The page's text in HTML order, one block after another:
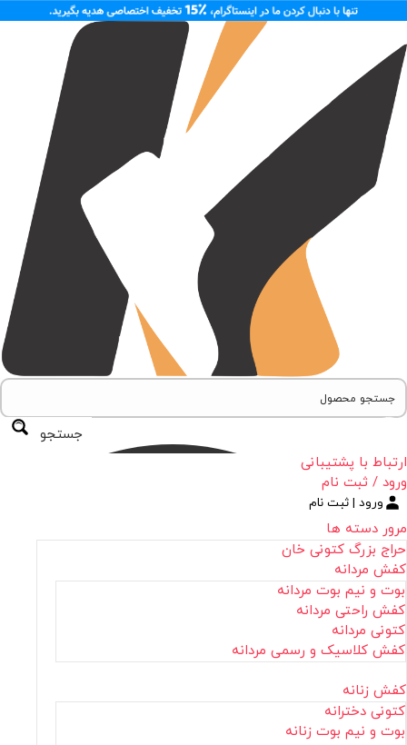
جستجو
ارتباط با پشتیبانی
ورود / ثبت نام
ورود | ثبت نام
مرور دسته ها
حراج بزرگ کتونی خان
کفش مردانه
بوت و نیم بوت مردانه
کفش راحتی مردانه
کتونی مردانه
کفش کلاسیک و رسمی مردانه
کفش زنانه
کتونی دخترانه
بوت و نیم بوت زنانه